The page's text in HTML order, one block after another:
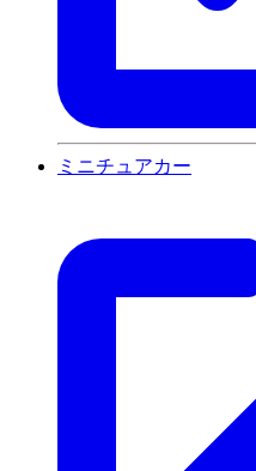
ミニチュアカー